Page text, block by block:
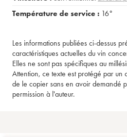
Température de service : 16°
Les informations publiées ci-dessus
caractéristiques actuelles du vin
Elles ne sont pas spécifiques au
Attention, ce texte est protégé par un
de le copier sans en avoir demandé
permission à l'auteur.